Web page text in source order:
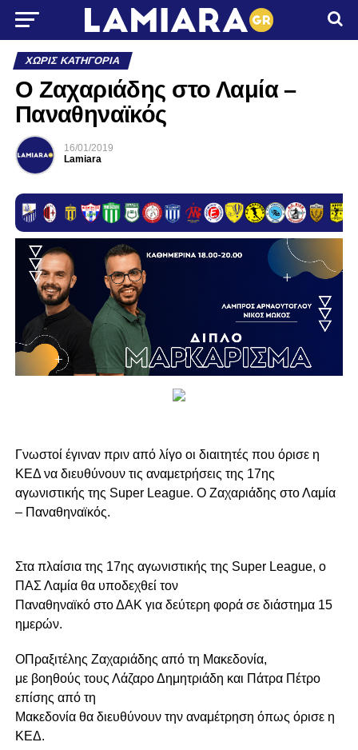
ΧΩΡΊΣ ΚΑΤΗΓΟΡΊΑ
O Zαχαριάδης στο Λαμία –
Παναθηναϊκός
16/01/2019
Lamiara
Γνωστοί έγιναν πριν από λίγο οι διαιτητές που όρισε η
ΚΕΔ να διευθύνουν τις αναμετρήσεις της 17ης
αγωνιστικής της Super League. Ο Zαχαριάδης στο Λαμία
– Παναθηναϊκός.
Στα πλαίσια της 17ης αγωνιστικής της Super League, ο
ΠΑΣ Λαμία θα υποδεχθεί τον
Παναθηναϊκό στο ΔΑΚ για δεύτερη φορά σε διάστημα 15
ημερών.
ΟΠραξιτέλης Ζαχαριάδης από τη Μακεδονία,
με βοηθούς τους Λάζαρο Δημητριάδη και Πάτρα Πέτρο
επίσης από τη
Μακεδονία θα διευθύνουν την αναμέτρηση όπως όρισε η
ΚΕΔ.